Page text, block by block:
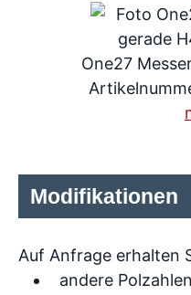
One27
Modifikationen
Auf Anfrage erhalten
andere Polzahlen